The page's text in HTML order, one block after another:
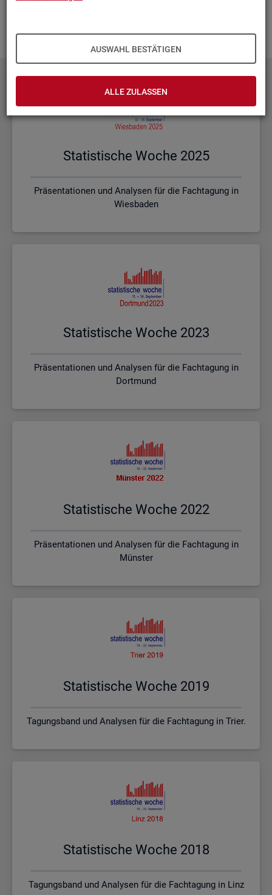
AUSWAHL BESTÄTIGEN
ALLE ZULASSEN
Sta­tis­ti­sche Woche 2025
Präsentationen und Analysen für die Fachtagung in
Wiesbaden
Sta­tis­ti­sche Woche 2023
Präsentationen und Analysen für die Fachtagung in
Dortmund
Sta­tis­ti­sche Woche 2022
Präsentationen und Analysen für die Fachtagung in
Münster
Sta­tis­ti­sche Woche 2019
Tagungsband und Analysen für die Fachtagung in Trier.
Sta­tis­ti­sche Woche 2018
Tagungsband und Analysen für die Fachtagung in Linz